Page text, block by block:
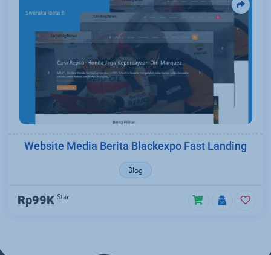
Website Media Berita Blackexpo Fast Landing
Blog
Rp99K Star